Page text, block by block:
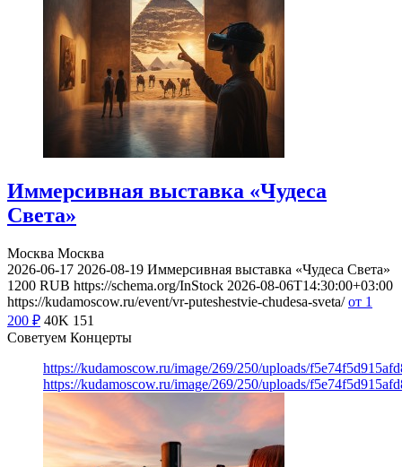
Иммерсивная выставка «Чудеса
Света»
Москва Москва
2026-06-17 2026-08-19 Иммерсивная выставка «Чудеса Света»
1200 RUB https://schema.org/InStock 2026-08-06T14:30:00+03:00
https://kudamoscow.ru/event/vr-puteshestvie-chudesa-sveta/ от 1
200 ₽ 40K 151
Советуем Концерты
https://kudamoscow.ru/image/269/250/uploads/
https://kudamoscow.ru/image/269/250/uploads/